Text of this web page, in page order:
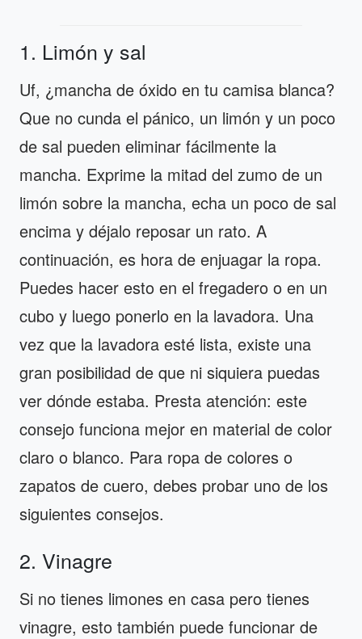
1. Limón y sal
Uf, ¿mancha de óxido en tu camisa blanca?
Que no cunda el pánico, un limón y un poco
de sal pueden eliminar fácilmente la
mancha. Exprime la mitad del zumo de un
limón sobre la mancha, echa un poco de sal
encima y déjalo reposar un rato. A
continuación, es hora de enjuagar la ropa.
Puedes hacer esto en el fregadero o en un
cubo y luego ponerlo en la lavadora. Una
vez que la lavadora esté lista, existe una
gran posibilidad de que ni siquiera puedas
ver dónde estaba. Presta atención: este
consejo funciona mejor en material de color
claro o blanco. Para ropa de colores o
zapatos de cuero, debes probar uno de los
siguientes consejos.
2. Vinagre
Si no tienes limones en casa pero tienes
vinagre, esto también puede funcionar de